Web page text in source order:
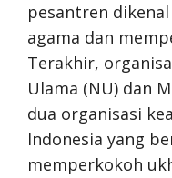
pesantren
agama dan
Terakhir,
Ulama (NU) dan
dua organisasi
Indonesia yang
memperkokoh